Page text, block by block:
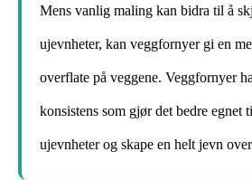
Mens vanlig maling kan bidra til å
ujevnheter, kan veggfornyer gi en
overflate på veggene. Veggfornyer
konsistens som gjør det bedre egnet
ujevnheter og skape en helt jevn